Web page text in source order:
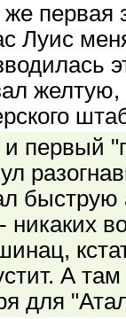
же первая
Луис
и первый
быструю
никаких
А
для